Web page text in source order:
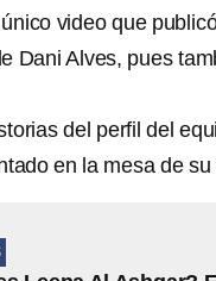
video que
Dani Alves, pues
del perfil del
en la mesa de